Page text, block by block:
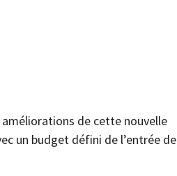
de cette nouvelle
un budget défini de l’entrée de